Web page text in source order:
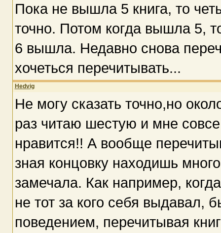
Пока не вышла 5 книга, то
точно. Потом когда вышла 5,
6 вышла. Недавно снова
хочеться перечитывать...
Hedvig
Не могу сказать точно,но
раз читаю шестую и мне
нравится!! А вообще
зная концовку находишь
замечала. Как например,
не тот за кого себя выдавал,
поведением, перечитывая